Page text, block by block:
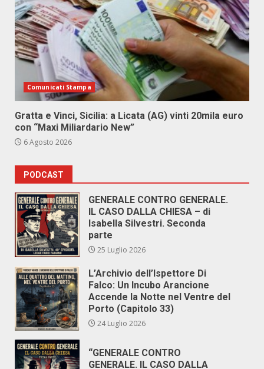
Comunicati Stampa
Gratta e Vinci, Sicilia: a Licata (AG) vinti 20mila euro
con “Maxi Miliardario New”
6 Agosto 2026
PODCAST
GENERALE CONTRO GENERALE.
IL CASO DALLA CHIESA – di
Isabella Silvestri. Seconda
parte
25 Luglio 2026
L’Archivio dell’Ispettore Di
Falco: Un Incubo Arancione
Accende la Notte nel Ventre del
Porto (Capitolo 33)
24 Luglio 2026
“GENERALE CONTRO
GENERALE. IL CASO DALLA